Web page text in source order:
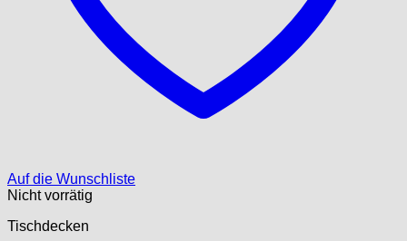
Auf die Wunschliste
Nicht vorrätig
Tischdecken